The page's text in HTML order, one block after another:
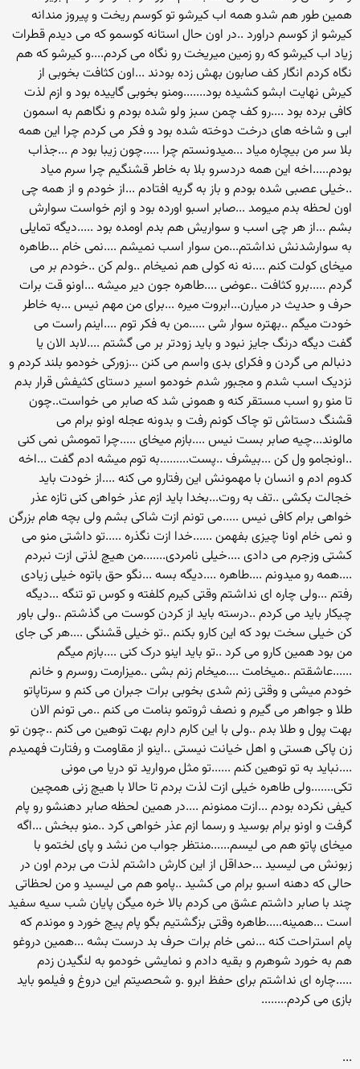
همین طور هم شدو همه اب کیرشو تو کوسم ریخت و پیروز مندانه
کیرشو از کوسم دراورد ..در اون حال استانه کوسمو که می دیدم قطرات
زیاد اب کیرشو که رو زمین میریخت رو نگاه می کردم....و کیرشو که هم
نگاه کردم انگار کف صابون بهش زده بودند ...اون کثافت بخوبی از
کیرش نهایت ابشو کشیده بود.......ومنو بخوبی گاییده بود و ازم لذت
کافی برده بود ....رو کف چمن سبز ولو شده بودم و نگاهم به اسمون
ابی و شاخه های درخت دوخته شده بود و فکر می کردم چرا این همه
بلا سر من بیچاره میاد ...میدونستم چرا .....چون زیبا بود م ...جذاب
بودم.....اخه این همه دردسرو بلا به خاطر قشنگیم چرا سرم میاد
..خیلی عصبی شده بودم و باز به گریه افتادم ...از خودم و از همه چی
اون لحظه بدم میومد ...صابر اسبو اورده بود و ازم خواست سوارش
بشم ...از هر چی اسب و سواریش هم بدم اومده بود .....دیگه تمایلی
به سوارشدنش نداشتم...من سوار اسب نمیشم ....نمی خام ...طاهره
میخای کولت کنم ....نه نه کولی هم نمیخام ..ولم کن ..خودم بر می
گردم .....برو کثافت ..عوضی ....طاهره جون دیر میشه ...اونو قت برات
حرف و حدیث در میارن...ابروت میره ...برای من مهم نیس ...به خاطر
خودت میگم ..بهتره سوار شی .....من به فکر توم ....اینم راست می
گفت دیگه درنگ جایز نبود و باید زودتر بر می گشتم ....لابد الان یا
دنبالم می گردن و فکرای بدی واسم می کنن ...زورکی خودمو بلند کردم و
نزدیک اسب شدم و مجبور شدم خودمو اسیر دستای کثیفش قرار بدم
تا منو رو اسب مستقر کنه و همونی شد که صابر می خواست..چون
قشنگ دستاش تو چاک کونم رفت و بدونه عجله اونو برام می
مالوند...چیه صابر بست نیس ....بازم میخای .....چرا تمومش نمی کنی
..اونجامو ول کن ...بیشرف ..پست.........به توم میشه ادم گفت ...اخه
کدوم ادم و انسان با مهمونش این رفتارو می کنه ....از خودت باید
خجالت بکشی ..تف به روت...بخدا باید ازم عذر خواهی کنی تازه عذر
خواهی برام کافی نیس .....می تونم ازت شاکی بشم ولی بچه هام بزرگن
و نمی خام اونا چیزی بفهمن ......خدا ازت نگذره .....تو داشتی منو می
کشتی وزجرم می دادی ....خیلی نامردی.......من هیچ لذتی ازت نبردم
....همه رو میدونم ....طاهره ....دیگه بسه ...نگو حق باتوه خیلی زیادی
رفتم ...ولی چاره ای نداشتم وقتی کیرم کلفته و کوس تو تنگه ...دیگه
چیکار باید می کردم ..درسته باید از کردن کوست می گذشتم ..ولی باور
کن خیلی سخت بود که این کارو بکنم ..تو خیلی قشنگی ....هر کی جای
من بود همین کارو می کرد ..تو باید اینو درک کنی ....بازم میگم
......عاشقتم ..میخامت ....میخام زنم بشی ..میزارمت روسرم و خانم
خودم میشی و وقتی زنم شدی بخوبی برات جبران می کنم و سرتاپاتو
طلا و جواهر می گیرم و نصف ثروتمو بنامت می کنم ..می تونم الان
بهت پول و طلا بدم ..ولی با این کارم دارم بهت توهین می کنم ..چون تو
زن پاکی هستی و اهل خیانت نیستی ..اینو از مقاومت و رفتارت فهمیدم
....نباید به تو توهین کنم ......تو مثل مروارید تو دریا می مونی
تکی.......ولی طاهره خیلی ازت لذت بردم تا حالا با هیچ زنی همچین
کیفی نکرده بودم ...ازت ممنونم ....در همین لحظه صابر دهنشو رو پام
گرفت و اونو برام بوسید و رسما ازم عذر خواهی کرد ..منو ببخش ...اگه
میخای پاتو هم می لیسم......منتظر جواب من نشد و پای لختمو با
زبونش می لیسید ...حداقل از این کارش داشتم لذت می بردم اون در
حالی که دهنه اسبو برام می کشید ..پامو هم می لیسید و من لحظاتی
چند با صابر داشتم عشق می کردم بالا خره میگن پایان شب سیه سفید
است ...همینه.....طاهره وقتی بزگشتیم بگو پام پیچ خورد و موندم که
پام استراحت کنه ...نمی خام برات حرف بد درست بشه ...همین دروغو
هم به خورد شوهرم و بقیه دادم و نمایشی خودمو به لنگیدن زدم
.....چاره ای نداشتم برای حفظ ابرو .و شحصیتم این دروغ و فیلمو باید
بازی می کردم........
...